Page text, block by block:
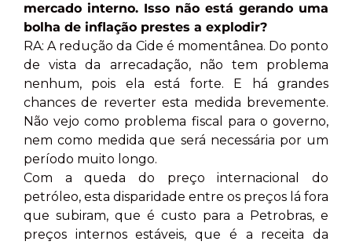
mercado interno. Isso não está gerando uma
bolha de inflação prestes a explodir?
RA: A redução da Cide é momentânea. Do ponto
de vista da arrecadação, não tem problema
nenhum, pois ela está forte. E há grandes
chances de reverter esta medida brevemente.
Não vejo como problema fiscal para o governo,
nem como medida que será necessária por um
período muito longo.
Com a queda do preço internacional do
petróleo, esta disparidade entre os preços lá fora
que subiram, que é custo para a Petrobras, e
preços internos estáveis, que é a receita da